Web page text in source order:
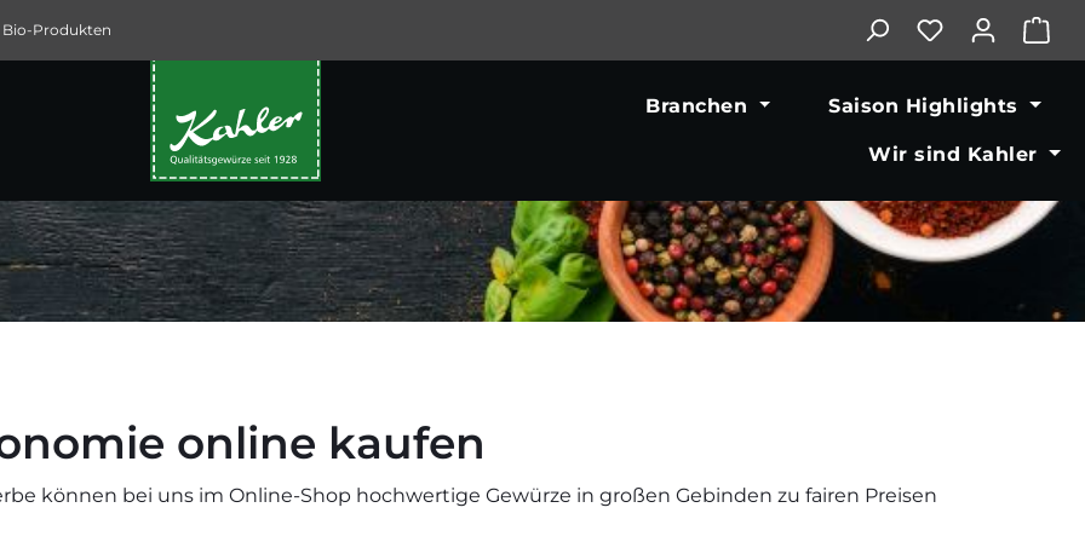
Bio-Produkten
Branchen Saison Highlights
Wir sind Kahler
online kaufen
können bei uns im Online-Shop hochwertige Gewürze in großen Gebinden zu fairen Preisen